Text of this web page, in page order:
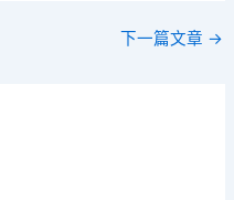
下一篇文章 →